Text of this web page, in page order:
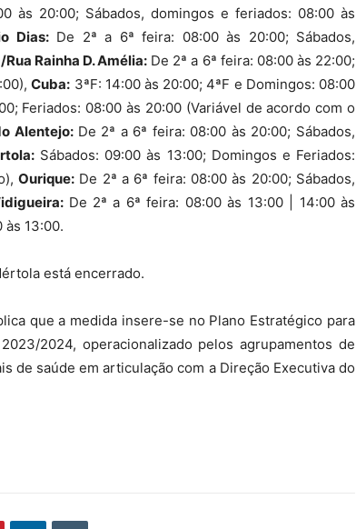
às 20:00; Sábados, domingos e feriados: 08:00 às
Dias:De 2ª a 6ª feira: 08:00 às 20:00; Sábados,
/Rua Rainha D. Amélia: De 2ª a 6ª feira: 08:00 às 22:00;
Cuba: 3ªF: 14:00 às 20:00; 4ªF e Domingos: 08:00
Feriados: 08:00 às 20:00 (Variável de acordo com o
Alentejo: De 2ª a 6ª feira: 08:00 às 20:00; Sábados,
Sábados: 09:00 às 13:00; Domingos e Feriados:
Ourique: De 2ª a 6ª feira: 08:00 às 20:00; Sábados,
De 2ª a 6ª feira: 08:00 às 13:00 | 14:00 às
às 13:00.
está encerrado.
que a medida insere-se no Plano Estratégico para
2024, operacionalizado pelos agrupamentos de
de saúde em articulação com a Direção Executiva do